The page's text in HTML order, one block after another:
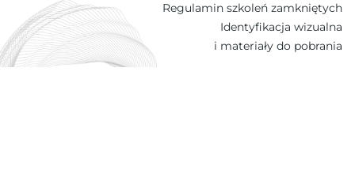
Regulamin szkoleń zamkniętych
Identyfikacja wizualna
i materiały do pobrania